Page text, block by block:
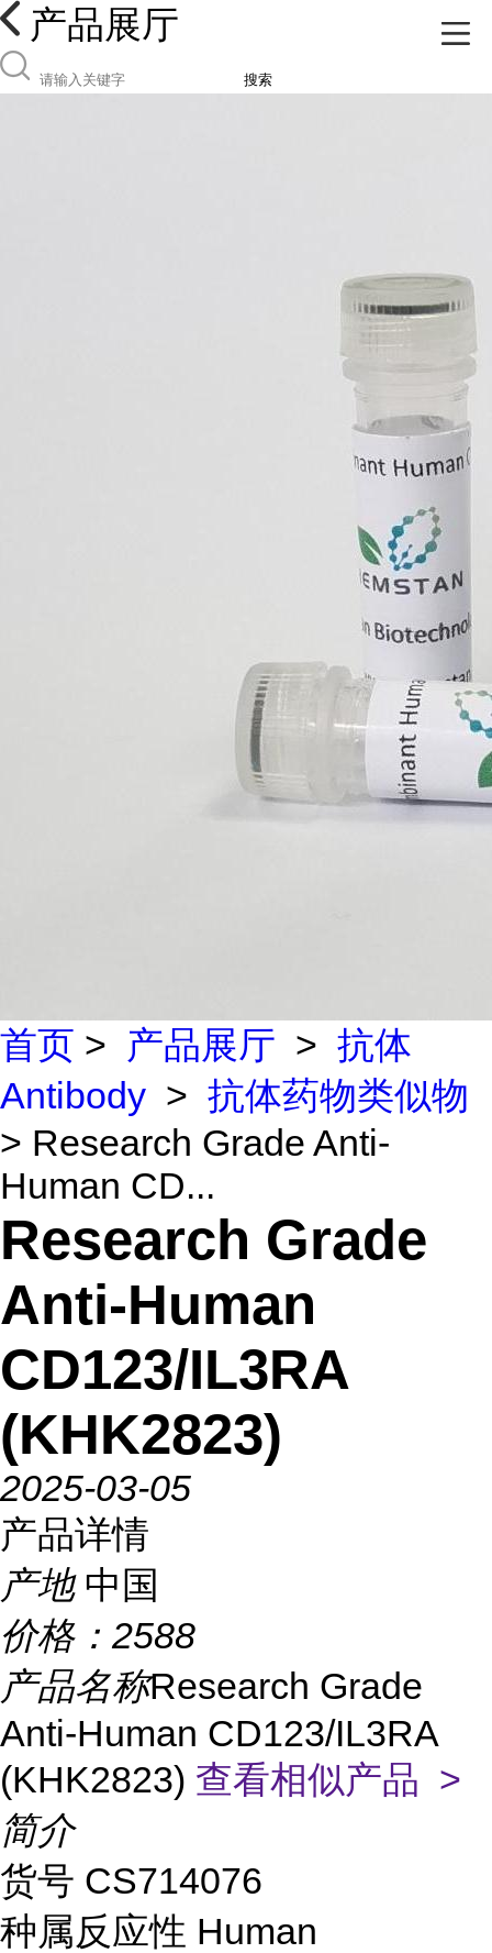
产品展厅
搜索
首页 > 产品展厅 > 抗体
Antibody > 抗体药物类似物
> Research Grade Anti-
Human CD...
Research Grade
Anti-Human
CD123/IL3RA
(KHK2823)
2025-03-05
产品详情
产地 中国
价格： 2588
产品名称Research Grade
Anti-Human CD123/IL3RA
(KHK2823) 查看相似产品 >
简介
货号 CS714076
种属反应性 Human